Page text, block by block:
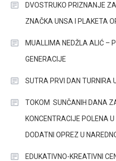
DVOSTRUKO PRIZNANJE
ZNAČKA UNSA I PLAKETA
MUALLIMA NEDŽLA ALIĆ –
GENERACIJE
SUTRA PRVI DAN TURNIRA
TOKOM SUNČANIH DANA
KONCENTRACIJE POLENA
DODATNI OPREZ U
EDUKATIVNO-KREATIVNI